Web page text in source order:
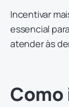
Incentivar
essencial
atender às
Como